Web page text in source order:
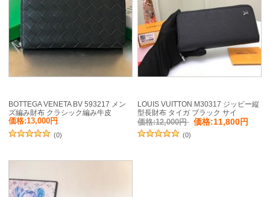
BOTTEGA VENETA BV 593217 メン
ズ編み財布 クラシック編み牛皮
19x10cm サイズ:19x10cm
価格:13,000円
(0)
LOUIS VUITTON M30317 ジッピー縦
型長財布 タイガ ブラック サイ
ズ:20x10cm
価格:12,000円 価格:11,800円
(0)